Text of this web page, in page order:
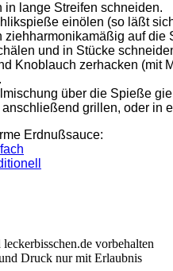
in lange Streifen schneiden.
einölen (so läßt
ziehharmonikamäßig auf die
und in Stücke
Knoblauch zerhacken (mit
über die Spieße
grillen, oder in
Erdnußsauce:
vorbehalten
Druck nur mit Erlaubnis